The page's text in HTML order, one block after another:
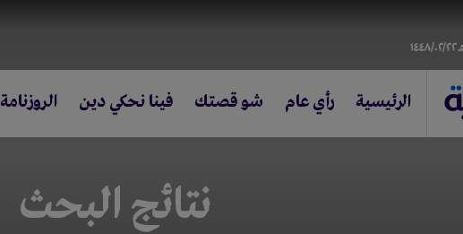
٠٢/٢٢
الرئيسية رأي عام شو قصتك فينا نحكي دين الروزنامة
نتائج البحث